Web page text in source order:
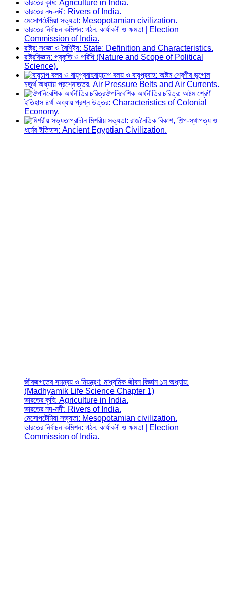
ভারতের কৃষি: Agriculture in India.
ভারতের নদ-নদী: Rivers of India.
মেসোপটেমিয়া সভ্যতা: Mesopotamian civilization.
ভারতের নির্বাচন কমিশন: গঠন, কার্যাবলী ও ক্ষমতা | Election
Commission of India.
রাষ্ট্র: সংজ্ঞা ও বৈশিষ্ট্য: State: Definition and Characteristics.
রাষ্ট্রবিজ্ঞান: প্রকৃতি ও পরিধি (Nature and Scope of Political
Science).
বায়ুচাপ বলয় ও বায়ুপ্রবাহ: অষ্টম শ্রেণীর ভূগোল
চতুর্থ অধ্যায় প্রশ্নোত্তর. Air Pressure Belts and Air Currents.
ঔপনিবেশিক অর্থনীতির চরিত্র: অষ্টম শ্রেণী
ইতিহাস ৪র্থ অধ্যায় প্রশ্ন উত্তর: Characteristics of Colonial
Economy.
প্রাচীন মিশরীয় সভ্যতা: রাজনৈতিক বিকাশ, শিল্প-স্থাপত্য ও
ধর্মের ইতিহাস: Ancient Egyptian Civilization.
জীবজগতের সমন্বয় ও নিয়ন্ত্রণ: মাধ্যমিক জীবন বিজ্ঞান ১ম অধ্যায়:
(Madhyamik Life Science Chapter 1)
ভারতের কৃষি: Agriculture in India.
ভারতের নদ-নদী: Rivers of India.
মেসোপটেমিয়া সভ্যতা: Mesopotamian civilization.
ভারতের নির্বাচন কমিশন: গঠন, কার্যাবলী ও ক্ষমতা | Election
Commission of India.